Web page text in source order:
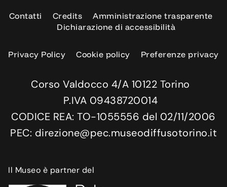
Contatti Credits
Amministrazione trasparente
Dichiarazione di accessibilità
Privacy Policy Cookie policy Preferenze privacy
Corso Valdocco 4/A 10122 Torino
P.IVA 09438720014
CODICE REA: TO-1055556 del 02/11/2006
PEC: direzione@pec.museodiffusotorino.it
Il Museo è partner del